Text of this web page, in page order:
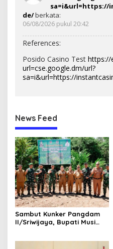
sa=i&url=https://
de/berkata:
06/08/2026 pukul 20:42
References:
Posido Casino Test https://
url=cse.google.dm/url?
sa=i&url=https://
News Feed
Sambut Kunker Pangdam
II/Sriwijaya, Bupati Musi